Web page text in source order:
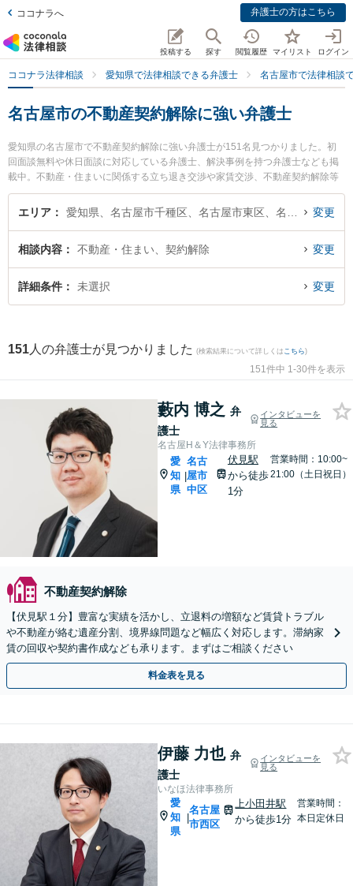
ココナラへ 弁護士の方はこちら
投稿する 探す 閲覧履歴 マイリスト ログイン
ココナラ法律相談 愛知県で法律相談できる弁護士 名古屋市で法律相談
名古屋市の不動産契約解除に強い弁護士
愛知県の名古屋市で不動産契約解除に強い弁護士が151名見つかりました。初
回面談無料や休日面談に対応している弁護士、解決事例を持つ弁護士なども掲
載中。不動産・住まいに関係する立ち退き交渉や家賃交渉、不動産契約解除等
の細かな分野での絞り込み検索もでき便利です。特に名古屋H＆Y法律事務所の
藪内 博之弁護士やいなほ法律事務所の伊藤 力也弁護士、アイル法律事務所の岡
士に相談したい』『不動産契約解除のトラブル解決の実績豊富な近くの弁護士
を検索したい』『初回相談無料で不動産契約解除を法律相談できる名古屋市内
の弁護士に相談予約したい』などでお困りの相談者さんにおすすめです。
エリア 変更
相談内容 不動産・住まい、契約解除 変更
詳細条件 未選択 変更
151 人の弁護士が見つかりました (検索結果について詳しくは こちら)
151件中 1-30件を表示
藪内 博之 弁
護士
インタビューを
見る
名古屋H＆Y法律事務所
愛
知
県
|
名古
屋市
中区
伏見駅
から徒歩
1分
営業時間：10:00~
21:00（土日祝日）
不動産契約解除
【伏見駅１分】豊富な実績を活かし、立退料の増額など賃貸トラブル
や不動産が絡む遺産分割、境界線問題など幅広く対応します。滞納家
賃の回収や契約書作成なども承ります。まずはご相談ください
料金表を見る
伊藤 力也 弁
護士
インタビューを
見る
いなほ法律事務所
愛
知
県
|
名古屋
市西区
上小田井駅
から徒歩1分
営業時間：
本日定休日